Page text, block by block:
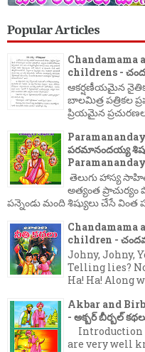
Popular Articles
Chandamama
childrens -
ఆకర్షణీయమైన
బాలమిత్ర పత్రికల
ప్రియమైన
పరమానందయ్య
తెలుగు హాస్య
అత్యంత
పన్నెండు మంది శిష్యులు చేసే వింత
Chandamama
children -
Johny, Johny,
Telling lies?
Ha! Ha! Along
Akbar and
- అక్బర్ బీర్బల్
Introduction
are very well